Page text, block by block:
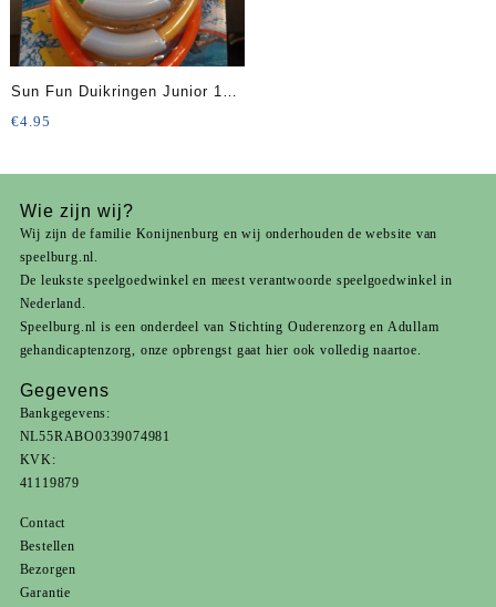
Sun Fun Duikringen Junior 13
Cm Groen/rood/geel/blauw 4
€4.95
Wie zijn wij?
Wij zijn de familie Konijnenburg en wij onderhouden de website van
speelburg.nl.
De leukste speelgoedwinkel en meest verantwoorde speelgoedwinkel in
Nederland.
Speelburg.nl is een onderdeel van Stichting Ouderenzorg en Adullam
gehandicaptenzorg, onze opbrengst gaat hier ook volledig naartoe.
Gegevens
Bankgegevens:
NL55RABO0339074981
KVK:
41119879
Contact
Bestellen
Bezorgen
Garantie